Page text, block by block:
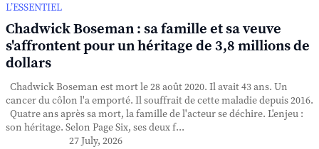
L’ESSENTIEL
Chadwick Boseman : sa famille et sa veuve
s'affrontent pour un héritage de 3,8 millions de
dollars
Chadwick Boseman est mort le 28 août 2020. Il avait 43 ans. Un
cancer du côlon l'a emporté. Il souffrait de cette maladie depuis 2016.
Quatre ans après sa mort, la famille de l'acteur se déchire. L'enjeu :
son héritage. Selon Page Six, ses deux f...
27 July, 2026